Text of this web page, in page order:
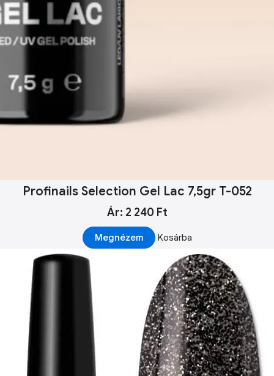
Profinails Selection Gel Lac 7,5gr T-052
Ár: 2 240 Ft
Megnézem Kosárba